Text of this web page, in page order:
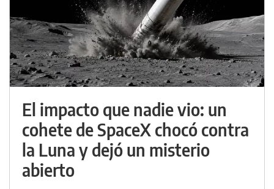
El impacto que nadie vio: un
cohete de SpaceX chocó contra
la Luna y dejó un misterio
abierto